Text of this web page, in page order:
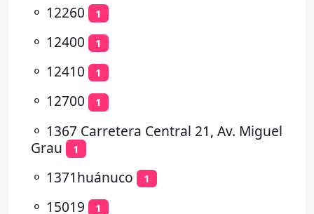
⚬ 12260 1
⚬ 12400 1
⚬ 12410 1
⚬ 12700 1
⚬ 1367 Carretera Central 21, Av. Miguel
Grau
1
⚬ 1371huánuco 1
⚬ 15019 1